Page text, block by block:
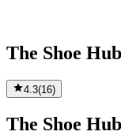
The Shoe
4.3(16)
The Shoe